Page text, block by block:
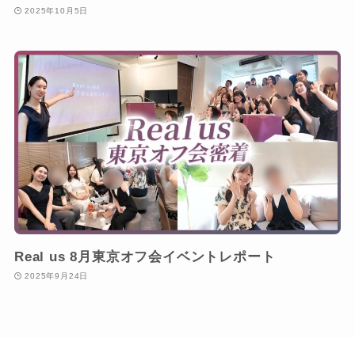
2025年10月5日
Real us 8月東京オフ会イベントレポート
2025年9月24日